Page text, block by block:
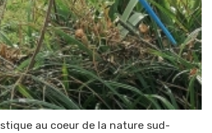
au coeur de la nature sud-